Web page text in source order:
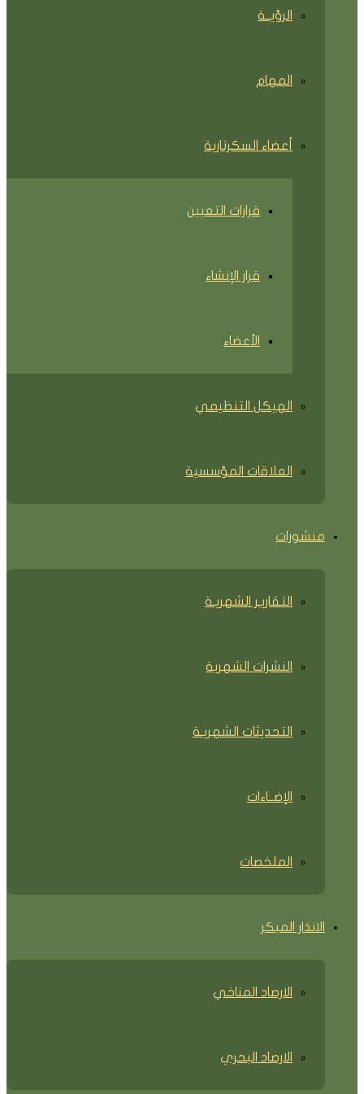
الرؤيــة
المهام
أعضاء السكرتارية
قرارات التعيين
قرار الإنشاء
الأعضاء
الهيكل التنظيمي
العلاقات المؤسسية
منشورات
التقاريـر الشهريـة
النشرات الشهرية
التحديثات الشهريـة
الإضــاءات
الملخصات
الانذار المبكر
الارصاد المناخي
الارصاد البحري